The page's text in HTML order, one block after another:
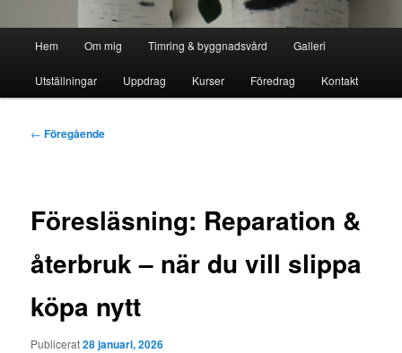
Hem Om mig Timring & byggnadsvård Galleri
Utställningar Uppdrag Kurser Föredrag Kontakt
Inläggsnavigering
← Föregående
Föresläsning: Reparation &
återbruk – när du vill slippa
köpa nytt
Publicerat28 januari, 2026